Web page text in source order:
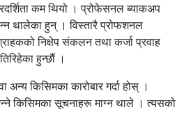
कम थियो । प्रोफेसनल ब्याकअप
थालेका हुन् । विस्तारै प्रोफशनल
निक्षेप संकलन तथा कर्जा प्रवाह
हुन्छौं ।
किसिमका कारोबार गर्दा होस् ।
किसिमका सूचनाहरू माग्न थाले । त्यसको